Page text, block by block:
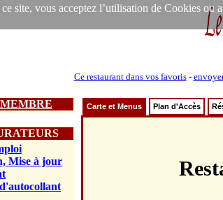
site, vous acceptez l’utilisation de Cookies ou
Ce restaurant dans vos favoris-
Mise à jour
Carte et Menus Plan d'Accès